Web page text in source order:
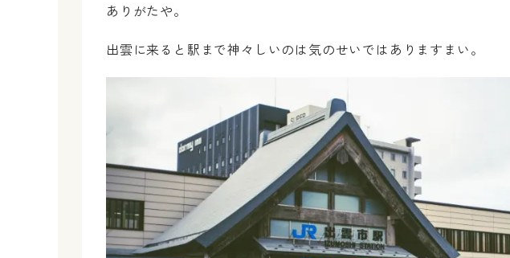
ありがたや。
出雲に来ると駅まで神々しいのは気のせいではありますまい。